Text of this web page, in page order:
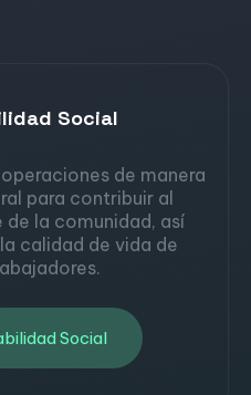
Social
de manera
para contribuir al
la comunidad, así
calidad de vida de
Social